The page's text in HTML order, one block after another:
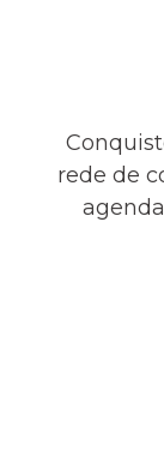
rede de